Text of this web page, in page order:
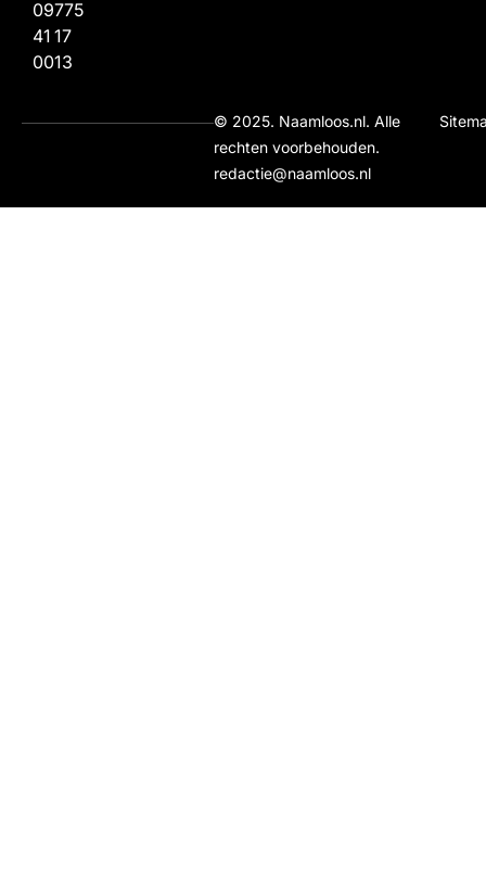
09
41
00
775
17
13
© 2025. Naamloos.nl. Alle
rechten voorbehouden.
redactie@naamloos.nl